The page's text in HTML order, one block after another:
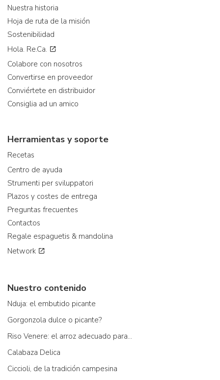
Nuestra historia
Hoja de ruta de la misión
Sostenibilidad
Hola. Re.Ca.
Colabore con nosotros
Convertirse en proveedor
Conviértete en distribuidor
Consiglia ad un amico
Herramientas y soporte
Recetas
Centro de ayuda
Strumenti per sviluppatori
Plazos y costes de entrega
Preguntas frecuentes
Contactos
Regale espaguetis & mandolina
Network
Nuestro contenido
Nduja: el embutido picante
Gorgonzola dulce o picante?
Riso Venere: el arroz adecuado para...
Calabaza Delica
Ciccioli, de la tradición campesina